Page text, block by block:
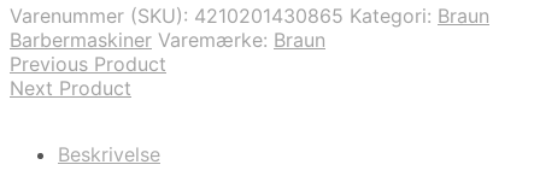
Varenummer (SKU): 4210201430865 Kategori: Braun
Barbermaskiner Varemærke: Braun
Previous Product
Next Product
Beskrivelse